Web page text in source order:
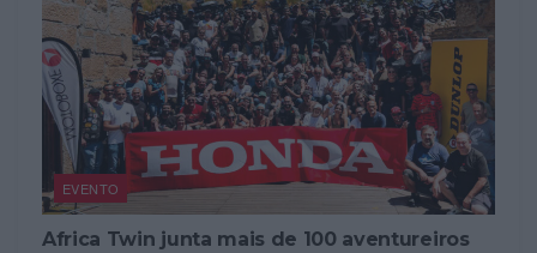
EVENTO
Africa Twin junta mais de 100 aventureiros